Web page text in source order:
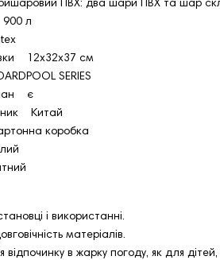
ПВХ: два шари ПВХ та шар
л
12x32x37 см
SERIES
є
Китай
коробка
і використанні.
матеріалів.
відпочинку в жарку погоду, як для